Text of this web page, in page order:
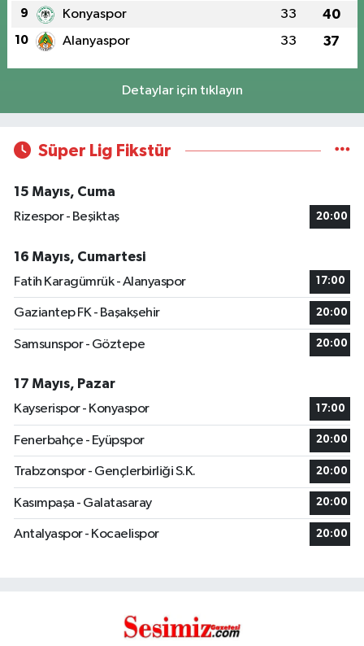
9 Konyaspor 33 40
10 Alanyaspor 33 37
Detaylar için tıklayın
Süper Lig Fikstür
15 Mayıs, Cuma
Rizespor - Beşiktaş
20:00
16 Mayıs, Cumartesi
Fatih Karagümrük - Alanyaspor
17:00
Gaziantep FK - Başakşehir 20:00
Samsunspor - Göztepe 20:00
17 Mayıs, Pazar
Kayserispor - Konyaspor
17:00
Fenerbahçe - Eyüpspor 20:00
Trabzonspor - Gençlerbirliği S.K. 20:00
Kasımpaşa - Galatasaray 20:00
Antalyaspor - Kocaelispor 20:00